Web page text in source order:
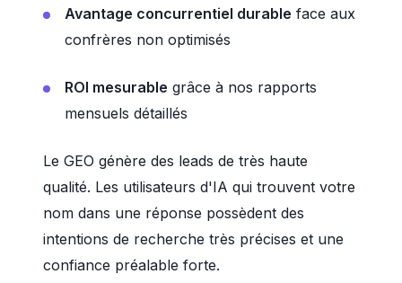
Avantage concurrentiel durable face aux
confrères non optimisés
ROI mesurable grâce à nos rapports
mensuels détaillés
Le GEO génère des leads de très haute
qualité. Les utilisateurs d'IA qui trouvent votre
nom dans une réponse possèdent des
intentions de recherche très précises et une
confiance préalable forte.